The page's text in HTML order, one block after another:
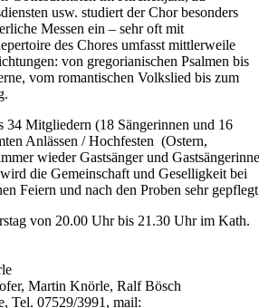
usw. studiert der Chor besonders
Messen ein – sehr oft mit
des Chores umfasst mittlerweile
von gregorianischen Psalmen bis
vom romantischen Volkslied bis zum
34 Mitgliedern (18 Sängerinnen und 16
Anlässen / Hochfesten (Ostern,
wieder Gastsänger und
die Gemeinschaft und Geselligkeit bei
Feiern und nach den Proben sehr
von 20.00 Uhr bis 21.30 Uhr im Kath.
Martin Knörle, Ralf Bösch
Tel. 07529/3991, mail: